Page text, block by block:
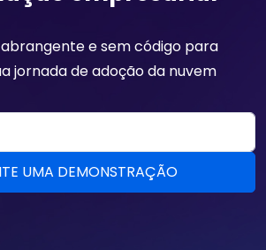
e sem código para
jornada de adoção da nuvem